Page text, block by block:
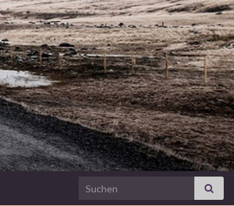
Search for: